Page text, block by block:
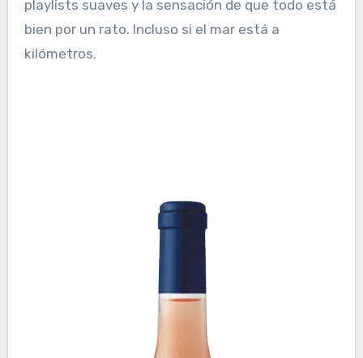
playlists suaves y la sensación de que todo está
bien por un rato. Incluso si el mar está a
kilómetros.